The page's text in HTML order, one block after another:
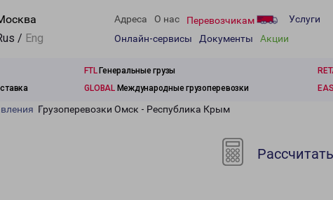
/ Eng
Адреса О нас Перевозчикам
Услуги
Онлайн-сервисы
Документы Акции
FTLГенеральные грузы
GLOBALМеждународные грузоперевозки
Грузоперевозки Омск - Республика Крым